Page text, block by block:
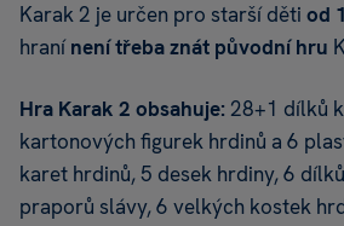
Karak 2 je určen pro starší děti od
hranínení třeba znát původní hru
Hra Karak 2 obsahuje: 28+1 dílků
kartonových figurek hrdinů a 6
karet hrdinů, 5 desek hrdiny, 6
praporů slávy, 6 velkých kostek